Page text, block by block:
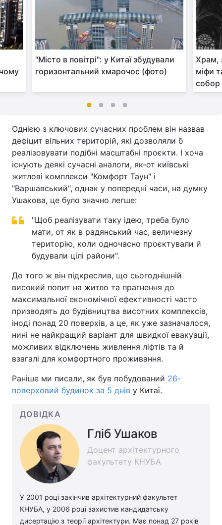
"Місто в повітрі": у Китаї збудували
горизонтальний хмарочос (фото)
Храм,
міфи
собор
Однією з ключових сучасних проблем він назвав
дефіцит вільних територій, які дозволяли б
реалізовувати подібні масштабні проєкти. І хоча
існують деякі сучасні аналоги, як-от київські
житлові комплекси "Комфорт Таун" і
"Варшавський", однак у попередні часи, на думку
Ушакова, це було значно легше:
"Щоб реалізувати таку ідею, треба було
мати, от як в радянський час, величезну
територію, коли одночасно проєктували й
будували цілі райони".
До того ж він підкреслив, що сьогоднішній
високий попит на житло та прагнення до
максимальної економічної ефективності часто
призводять до будівництва висотних комплексів,
іноді понад 20 поверхів, а це, як уже зазначалося,
нині не найкращий варіант для швидкої евакуації,
можливих відключень живлення ліфтів та й
взагалі для комфортного проживання.
Раніше ми писали, як був побудований 26-
поверховий будинок за 5 днів у Китаї.
ДОВІДКА
Гліб Ушаков
Доцент архітектурного
факультету КНУБА
У 2001 році закінчив архітектурний факультет
КНУБА, у 2006 році захистив кандидатську
дисертацію з теорії архітектури. Має понад 27 років